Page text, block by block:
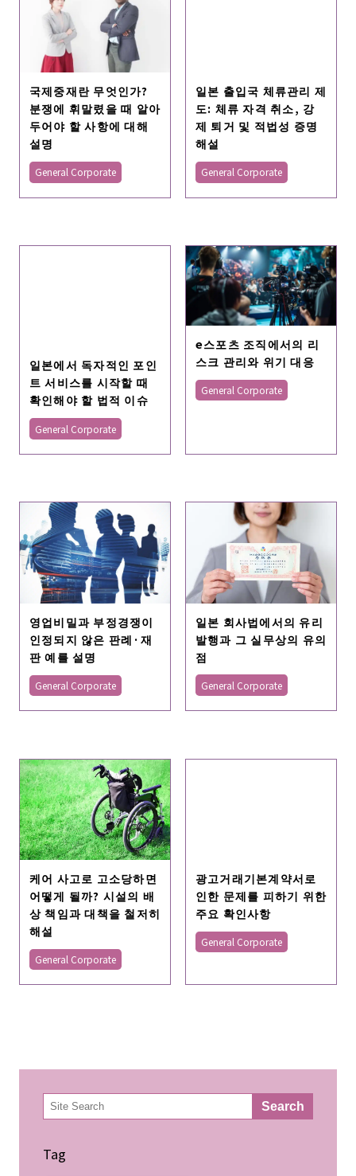
국제중재란 무엇인가?
분쟁에 휘말렸을 때 알아
두어야 할 사항에 대해
설명
General Corporate
일본 출입국 체류관리 제
도: 체류 자격 취소, 강
제 퇴거 및 적법성 증명
해설
General Corporate
일본에서 독자적인 포인
트 서비스를 시작할 때
확인해야 할 법적 이슈
General Corporate
e스포츠 조직에서의 리
스크 관리와 위기 대응
General Corporate
영업비밀과 부정경쟁이
인정되지 않은 판례·재
판 예를 설명
General Corporate
일본 회사법에서의 유리
발행과 그 실무상의 유의
점
General Corporate
케어 사고로 고소당하면
어떻게 될까? 시설의 배
상 책임과 대책을 철저히
해설
General Corporate
광고거래기본계약서로
인한 문제를 피하기 위한
주요 확인사항
General Corporate
検
索 Search
Tag